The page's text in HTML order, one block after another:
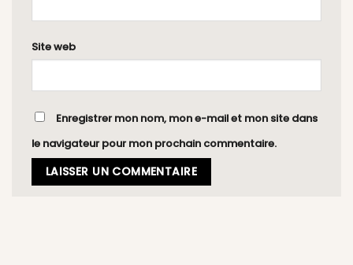
Site web
Enregistrer mon nom, mon e-mail et mon site dans
le navigateur pour mon prochain commentaire.